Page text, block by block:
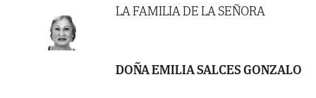
LA FAMILIA DE LA SEÑORA
DOÑA EMILIA SALCES GONZALO